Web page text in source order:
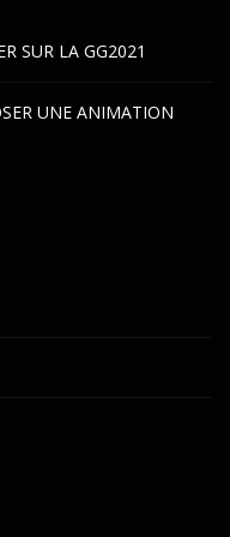
SUR LA GG2021
UNE ANIMATION